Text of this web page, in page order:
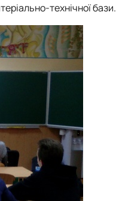
технічної бази.